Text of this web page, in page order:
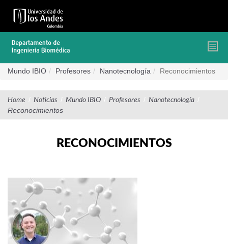
contenido
Mundo IBIO Profesores Nanotecnología Reconocimientos
Home / Noticias / Mundo IBIO / Profesores / Nanotecnología /
Reconocimientos
RECONOCIMIENTOS